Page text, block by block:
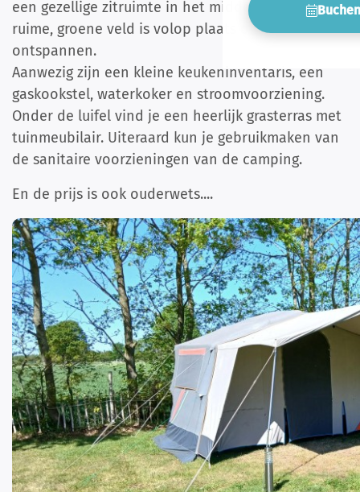
een gezellige zitruimte in het midden. Op het
ruime, groene veld is volop plaats om te
ontspannen.
Aanwezig zijn een kleine keukeninventaris, een
gaskookstel, waterkoker en stroomvoorziening.
Onder de luifel vind je een heerlijk grasterras met
tuinmeubilair. Uiteraard kun je gebruikmaken van
de sanitaire voorzieningen van de camping.
En de prijs is ook ouderwets....